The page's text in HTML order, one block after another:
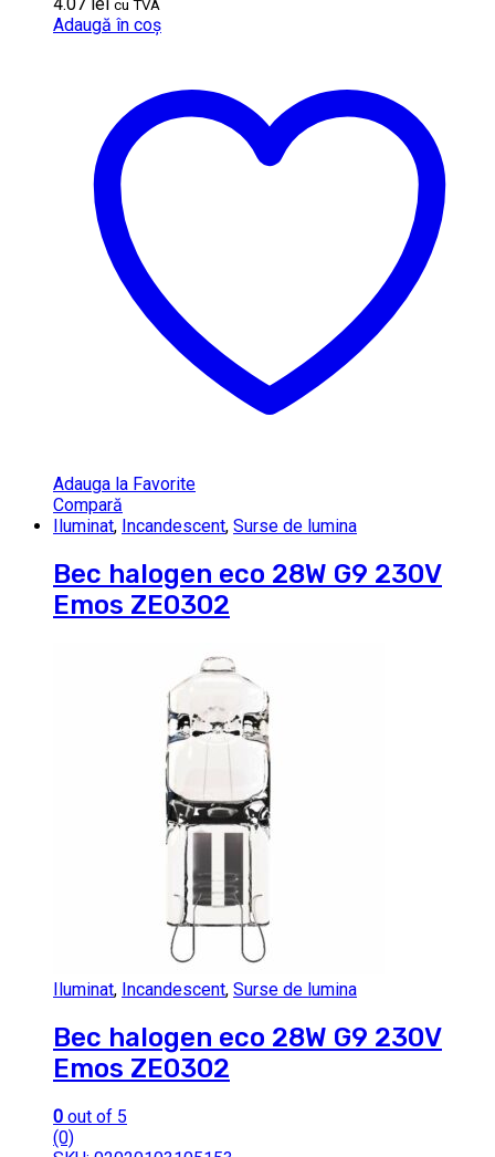
cu TVA
Adaugă în coș
Adauga la Favorite
Compară
Iluminat, Incandescent, Surse de lumina
Bec halogen eco 28W G9 230V
Emos ZE0302
Iluminat, Incandescent, Surse de lumina
Bec halogen eco 28W G9 230V
Emos ZE0302
0 out of 5
(0)